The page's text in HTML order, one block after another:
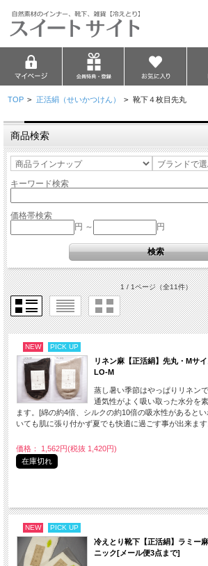
TOP > 正活絹（せいかつけん） > 靴下４枚目先丸
商品検索
キーワード検索
価格帯検索
円 ～
円
1 / 1ページ（全11件）
NEW PICK UP
リネン麻【正活絹】先丸・Mサ
LO-M
蒸し暑い季節はやっぱりリネン
通気性がよく吸い取った水分を
ます。[綿の約4倍、シルクの約10倍の吸水性があると
いても肌に張り付かず夏でも快適に過ごす事が出来ま
価格： 1,562円(税抜 1,420円)
在庫切れ
NEW PICK UP
冷えとり靴下【正活絹】ラミー
ニック[メール便3点まで]